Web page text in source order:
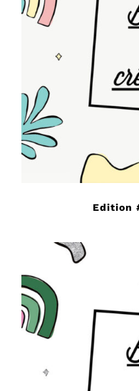
Edition